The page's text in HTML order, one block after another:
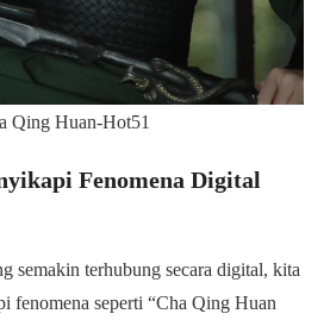
Qing Huan-Hot51
Fenomena Digital
semakin terhubung secara digital, kita
fenomena seperti “Cha Qing Huan